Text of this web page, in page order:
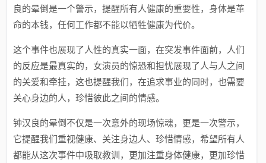
良的晕倒是一个警示，提醒所有人健康的重要性，身体是革
命的本钱，任何工作都不能以牺牲健康为代价。
这个事件也展现了人性的真实一面，在突发事件面前，人们
的反应是最真实的，女演员的惊恐和担忧展现了人与人之间
的关爱和牵挂，这也提醒我们，在追求事业的同时，也需要
关心身边的人，珍惜彼此之间的情感。
钟汉良的晕倒不仅是一次意外的现场惊魂，更是一次警示，
它提醒我们重视健康、关注身边人、珍惜情感，希望所有人
都能从这次事件中吸取教训，更加注重身体健康，更加珍惜